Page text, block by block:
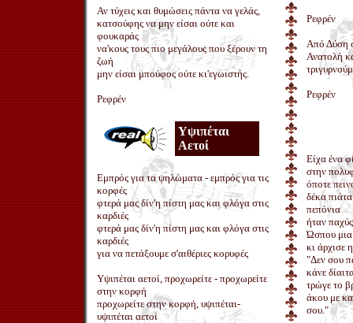
Αν τύχεις και θυμώσεις πάντα να γελάς,
κατσούφης να μην είσαι ούτε και
φουκαράς
να'κους τους πιο μεγάλους που ξέρουν τη
ζωή
μην είσαι μπούφος ούτε κι'εγωιστής.
Ρεφρέν
Υψιπέται
Αετοί
Εμπρός για τα ψηλώματα - εμπρός για τις
κορφές
φτερά μας δίν'η πίστη μας και φλόγα στις
καρδιές
φτερά μας δίν'η πίστη μας και φλόγα στις
καρδιές
για να πετάξουμε σ'αιθέριες κορυφές
Υψιπέται αετοί, προχωρείτε - προχωρείτε
στην κορφή
προχωρείτε στην κορφή, υψιπέται-
υψιπέται αετοί
Ρεφρέν
Από Δύση
Ανατολή
Ρεφρέν
Είχα ένα
στην
όποτε
δέκα
πεπόνια
ήταν
Ώσπου μια
κι άρχισε
"Δεν σου
κάνε
τρώγε το
άκου με
σου."